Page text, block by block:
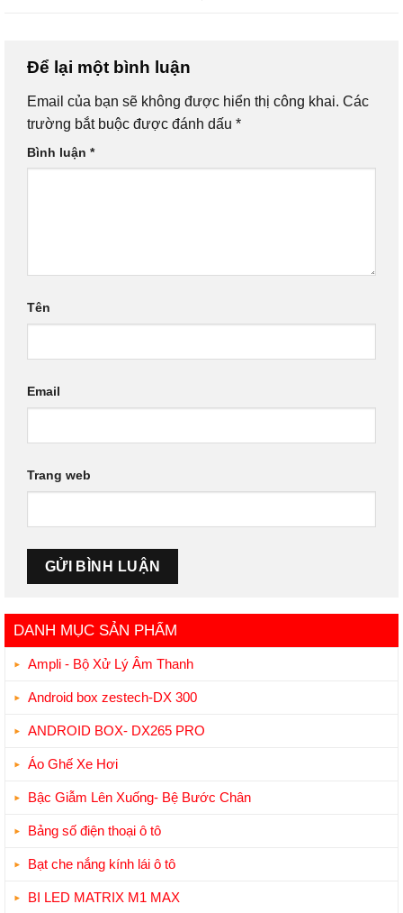
DANH MỤC SẢN PHẨM
Ampli - Bộ Xử Lý Âm Thanh
Android box zestech-DX 300
ANDROID BOX- DX265 PRO
Áo Ghế Xe Hơi
Bậc Giẫm Lên Xuống- Bệ Bước Chân
Bảng số điện thoại ô tô
Bạt che nắng kính lái ô tô
BI LED MATRIX M1 MAX
Để lại một bình luận
Email của bạn sẽ không được hiển thị công khai. Các
trường bắt buộc được đánh dấu *
Bình luận *
Tên
Email
Trang web